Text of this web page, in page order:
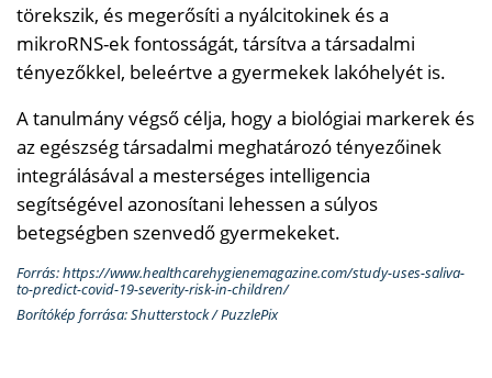
törekszik, és megerősíti a nyálcitokinek és a
mikroRNS-ek fontosságát, társítva a társadalmi
tényezőkkel, beleértve a gyermekek lakóhelyét is.
A tanulmány végső célja, hogy a biológiai markerek és
az egészség társadalmi meghatározó tényezőinek
integrálásával a mesterséges intelligencia
segítségével azonosítani lehessen a súlyos
betegségben szenvedő gyermekeket.
Forrás: https://www.healthcarehygienemagazine.com/study-uses-saliva-
to-predict-covid-19-severity-risk-in-children/
Borítókép forrása: Shutterstock / PuzzlePix